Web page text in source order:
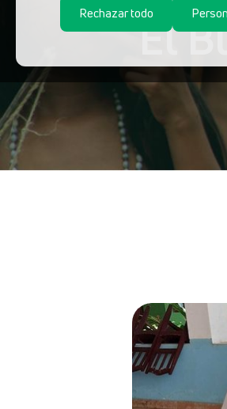
Rechazar todoEl